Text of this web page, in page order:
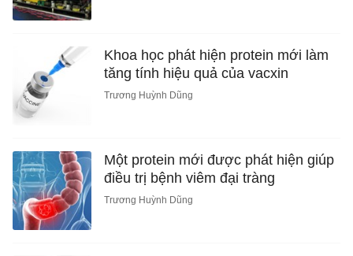
Khoa học phát hiện protein mới làm
tăng tính hiệu quả của vacxin
Trương Huỳnh Dũng
Một protein mới được phát hiện giúp
điều trị bệnh viêm đại tràng
Trương Huỳnh Dũng